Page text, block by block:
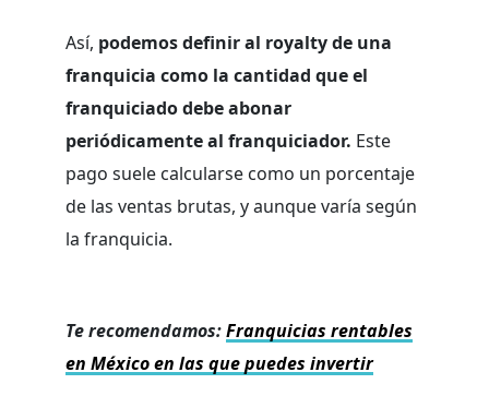
Así, podemos definir al royalty de una
franquicia como la cantidad que el
franquiciado debe abonar
periódicamente al franquiciador. Este
pago suele calcularse como un porcentaje
de las ventas brutas, y aunque varía según
la franquicia.
Te recomendamos:Franquicias rentables
en México en las que puedes invertir